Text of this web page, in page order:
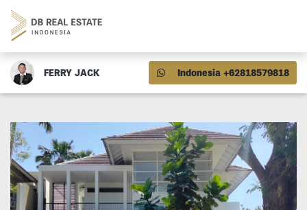
FERRY JACK Indonesia +62818579818